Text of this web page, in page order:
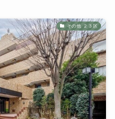
その他 ２３区